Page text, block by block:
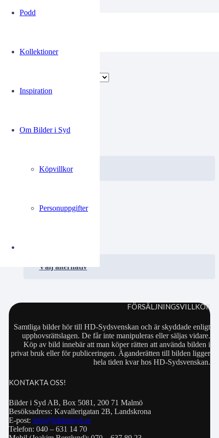
Podd
Kollektioner
Inspiration
Om Bilder i Syd
Köpvillkor
Personuppgifter
0.00kr
Välj alternativ
00272098
Välj alternativ
FÖRSÄLJNINGSVILLKOR
Samtliga bilder hör till HD-Sydsvenskan och är skyddade enligt
upphovsrättslagen. De får inte manipuleras eller säljas vidare.
Köp av bild innebär att man köper rätten att använda bilden i
privat bruk eller för publiceringen. Äganderätten till bilden ligger
hela tiden kvar hos HD-Sydsvenskan.
KONTAKTA OSS!
Bilder i Syd AB, Box 5081, 200 71 Malmö
Besöksadress: Kavallerigatan 2B, Landskrona
E-post: info@bilderisyd.se
Telefon: 040 – 631 14 70